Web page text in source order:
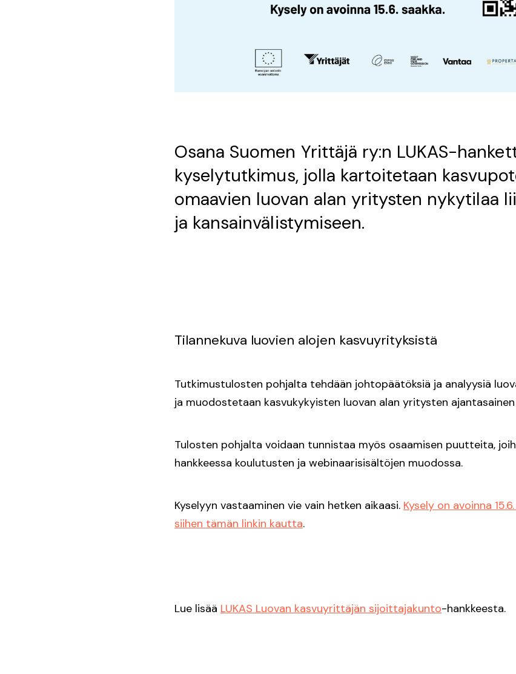
Osana Suomen Yrittäjä ry:n LUKAS-
kyselytutkimus, jolla kartoitetaan
omaavien luovan alan yritysten nykytilaa
ja kansainvälistymiseen.
Tilannekuva luovien alojen kasvuyrityksistä
Tutkimustulosten pohjalta tehdään johtopäätöksiä ja analyysiä
ja muodostetaan kasvukykyisten luovan alan yritysten
Tulosten pohjalta voidaan tunnistaa myös osaamisen puutteita,
hankkeessa koulutusten ja webinaarisisältöjen muodossa.
Kyselyyn vastaaminen vie vain hetken aikaasi. Kysely on avoinna
siihen tämän linkin kautta.
Lue lisää LUKAS Luovan kasvuyrittäjän sijoittajakunto-hankkeesta.